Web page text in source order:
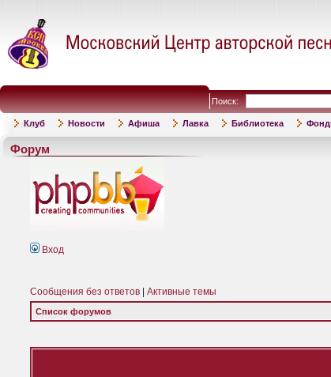
Поиск:
Клуб Новости Афиша Лавка Библиотека
Форум
Вход
Сообщения без ответов Активные темы
Список форумов